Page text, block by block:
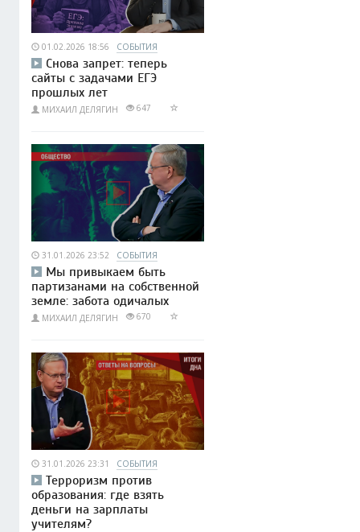
01.02.2026 18:56 СОБЫТИЯ
Снова запрет: теперь
сайты с задачами ЕГЭ
прошлых лет
МИХАИЛ ДЕЛЯГИН 647
31.01.2026 23:52 СОБЫТИЯ
Мы привыкаем быть
партизанами на собственной
земле: забота одичалых
МИХАИЛ ДЕЛЯГИН 670
31.01.2026 23:31 СОБЫТИЯ
Терроризм против
образования: где взять
деньги на зарплаты
учителям?